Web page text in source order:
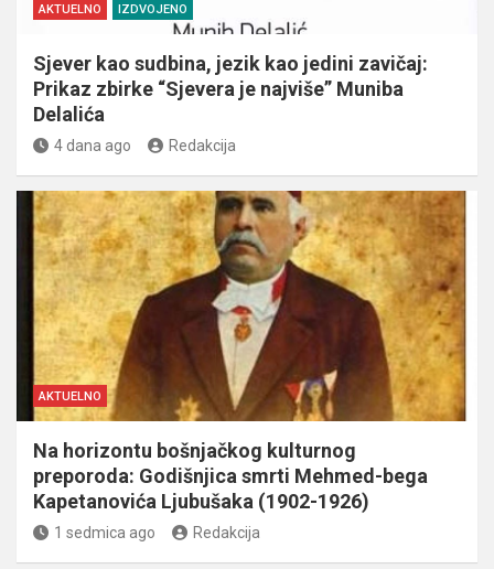
AKTUELNO IZDVOJENO
Sjever kao sudbina, jezik kao jedini zavičaj:
Prikaz zbirke “Sjevera je najviše” Muniba
Delalića
4 dana ago Redakcija
AKTUELNO
Na horizontu bošnjačkog kulturnog
preporoda: Godišnjica smrti Mehmed-bega
Kapetanovića Ljubušaka (1902-1926)
1 sedmica ago Redakcija